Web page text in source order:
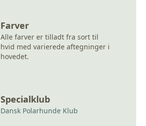
Farver
Alle farver er tilladt fra sort til
hvid med varierede aftegninger i
hovedet.
Specialklub
Dansk Polarhunde Klub